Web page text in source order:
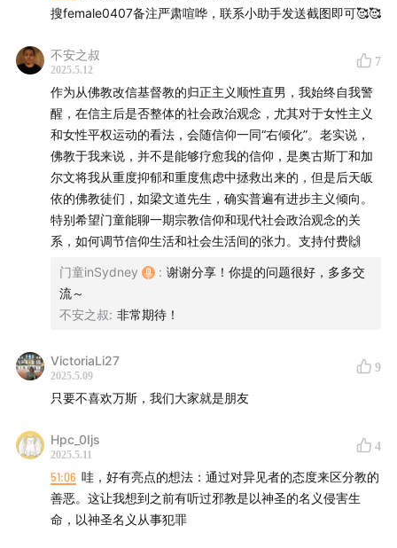
3、为什么呼吁真善美却无法避免内部机制腐败罪恶？从
4、现代天主教会如何兼具政治、宗教、企业等特质？
5、神权结构中，女性的处境更差吗？方济各做出过哪些
改变？
6、日本奥姆邪教如何吸引高学历空心男青年？
7、心理治疗是去神化的忏悔式治疗吗？
8、百花齐放的疗愈与邪教、天主教有哪些异同？赎罪券
如何拥有宗教和疗愈两种逻辑？
践行与传播真善美？
《逍遥游》庄子
《快乐的科学》尼采
搜female0407备注严肃喧哗，联系小助手发送截图即可🥰🥰
不安之叔
2025.5.12
7
作为从佛教改信基督教的归正主义顺性直男，我始终自我警
醒，在信主后是否整体的社会政治观念，尤其对于女性主义
和女性平权运动的看法，会随信仰一同“右倾化”。老实说，
佛教于我来说，并不是能够疗愈我的信仰，是奥古斯丁和加
尔文将我从重度抑郁和重度焦虑中拯救出来的，但是后天皈
依的佛教徒们，如梁文道先生，确实普遍有进步主义倾向。
特别希望门童能聊一期宗教信仰和现代社会政治观念的关
系，如何调节信仰生活和社会生活间的张力。支持付费🙌
门童inSydney : 谢谢分享！你提的问题很好，多多交
流～
不安之叔: 非常期待！
VictoriaLi27
2025.5.09
9
只要不喜欢万斯，我们大家就是朋友
Hpc_0Ijs
2025.5.11
4
51:06 哇，好有亮点的想法：通过对异见者的态度来区分教的
善恶。这让我想到之前有听过邪教是以神圣的名义侵害生
命，以神圣名义从事犯罪